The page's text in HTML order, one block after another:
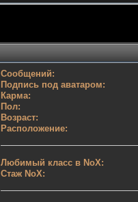
Сообщений:
Подпись под аватаром:
Карма:
Пол:
Возраст:
Расположение:
Любимый класс в NoX:
Стаж NoX: